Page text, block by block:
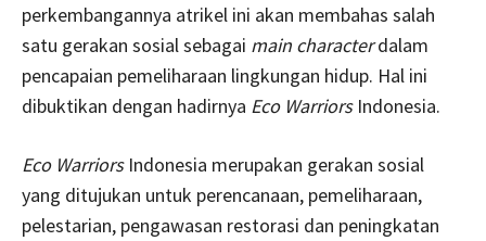
perkembangannya atrikel ini akan membahas salah
satu gerakan sosial sebagai main characterdalam
pencapaian pemeliharaan lingkungan hidup. Hal ini
dibuktikan dengan hadirnya Eco WarriorsIndonesia.
Eco WarriorsIndonesia merupakan gerakan sosial
yang ditujukan untuk perencanaan, pemeliharaan,
pelestarian, pengawasan restorasi dan peningkatan